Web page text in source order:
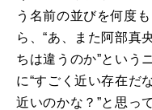
う名前の並びを何度
ら、“あ、また阿部真
ちは違うのか”という
に“すごく近い存在だ
近いのかな？”と思っ